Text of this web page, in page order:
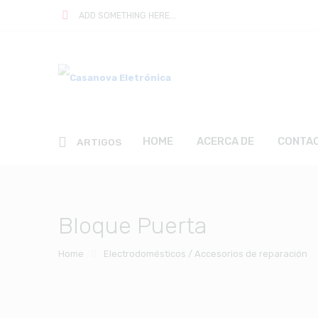
ADD SOMETHING HERE...
ARTIGOS HOME ACERCA DE
Bloque Puerta
Home Electrodomésticos / Accesorios de reparación